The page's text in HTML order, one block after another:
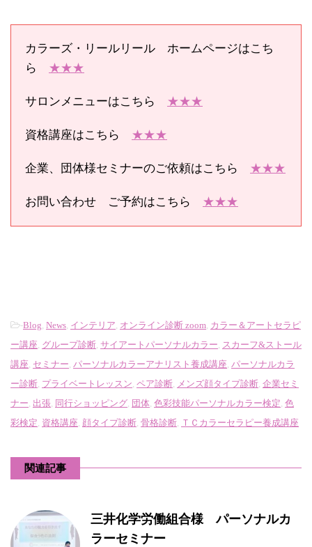
カラーズ・リールリール ホームページはこち
ら ★★★
サロンメニューはこちら ★★★
資格講座はこちら ★★★
企業、団体様セミナーのご依頼はこちら ★★★
お問い合わせ ご予約はこちら ★★★
-Blog News インテリア オンライン診断 zoom カラー＆アートセラピ
ー講座 グループ診断 サイアートパーソナルカラー スカーフ&ストール
講座 セミナー パーソナルカラーアナリスト養成講座 パーソナルカラ
ー診断 プライベートレッスン ペア診断 メンズ顔タイプ診断 企業セミ
ナー 出張 同行ショッピング 団体 色彩技能パーソナルカラー検定 色
彩検定 資格講座 顔タイプ診断 骨格診断 ＴＣカラーセラピー養成講座
関連記事
三井化学労働組合様 パーソナルカ
ラーセミナー